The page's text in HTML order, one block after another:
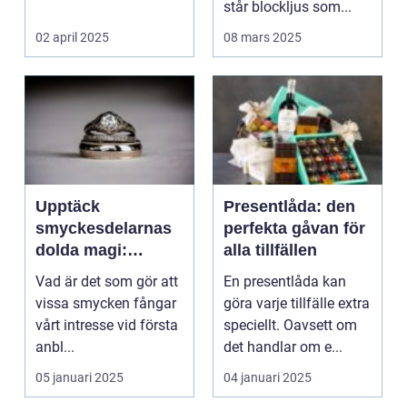
02 april 2025
står blockljus som...
08 mars 2025
Upptäck
smyckesdelarnas
dolda magi:
Nyckeln till tidlösa
smycken
Vad är det som gör att
vissa smycken fångar
vårt intresse vid första
anbl...
05 januari 2025
Presentlåda: den
perfekta gåvan för
alla tillfällen
En presentlåda kan
göra varje tillfälle extra
speciellt. Oavsett om
det handlar om e...
04 januari 2025